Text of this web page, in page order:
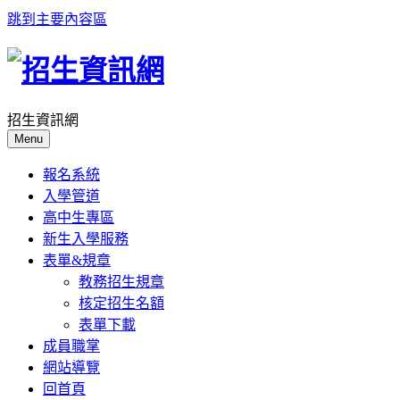
跳到主要內容區
招生資訊網
Menu
報名系統
入學管道
高中生專區
新生入學服務
表單&規章
教務招生規章
核定招生名額
表單下載
成員職掌
網站導覽
回首頁